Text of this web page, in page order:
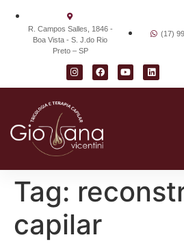
R. Campos Salles, 1846 -
Boa Vista - S. J.do Rio
Preto – SP
(17)
Tag:
capilar